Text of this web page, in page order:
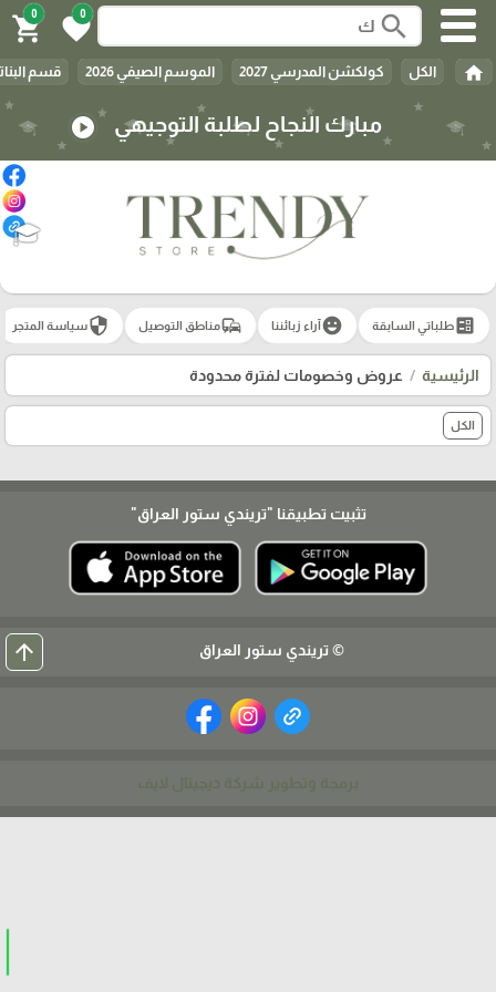
search
0
favorite
0
shopping_cart
home الكل كولكشن المدرسي 2027 الموسم الصيفي 2026 قسم
مبارك النجاح لطلبة التوجيهي play_circle
🎓
ballotطلباتي السابقة emoji_emotionsآراء زبائننا commuteمناطق التوصيل securityسياسة المتجر
الرئيسية عروض وخصومات لفترة محدودة
الكل
تثبيت تطبيقنا "تريندي ستور العراق"
© تريندي ستور العراق arrow_upward
برمجة وتطوير شركة ديجيتال لايف